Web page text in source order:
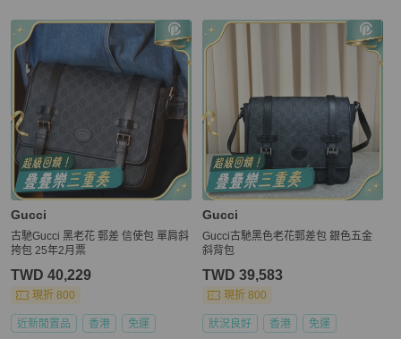
更多相似Gucci男包推薦精品
Gucci
古馳Gucci 黑老花 郵差 信使包 單肩斜
挎包 25年2月票
TWD 40,229
現折 800
近新閒置品 香港 免運
Gucci
Gucci古馳黑色老花郵差包 銀色五金
斜背包
TWD 39,583
現折 800
狀況良好 香港 免運